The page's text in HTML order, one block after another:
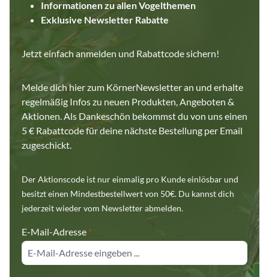
Informationen zu allen Vogelthemen
Exklusive Newsletter Rabatte
Jetzt einfach anmelden und Rabattcode sichern!
Melde dich hier zum KörnerNewsletter an und erhalte
regelmäßig Infos zu neuen Produkten, Angeboten &
Aktionen. Als Dankeschön bekommst du von uns einen
5 € Rabattcode für deine nächste Bestellung per Email
zugeschickt.
Der Aktionscode ist nur einmalig pro Kunde einlösbar und
besitzt einen Mindestbestellwert von 50€. Du kannst dich
jederzeit wieder vom Newsletter abmelden.
E-Mail-Adresse *